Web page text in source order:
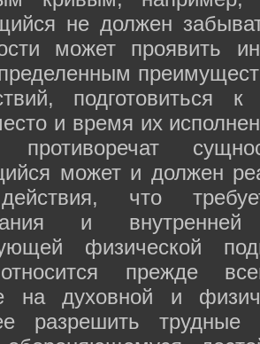
не должен
может проявить
подготовиться
и время их
противоречат
может и должен
что
и
физической
прежде
на духовной и
разрешить